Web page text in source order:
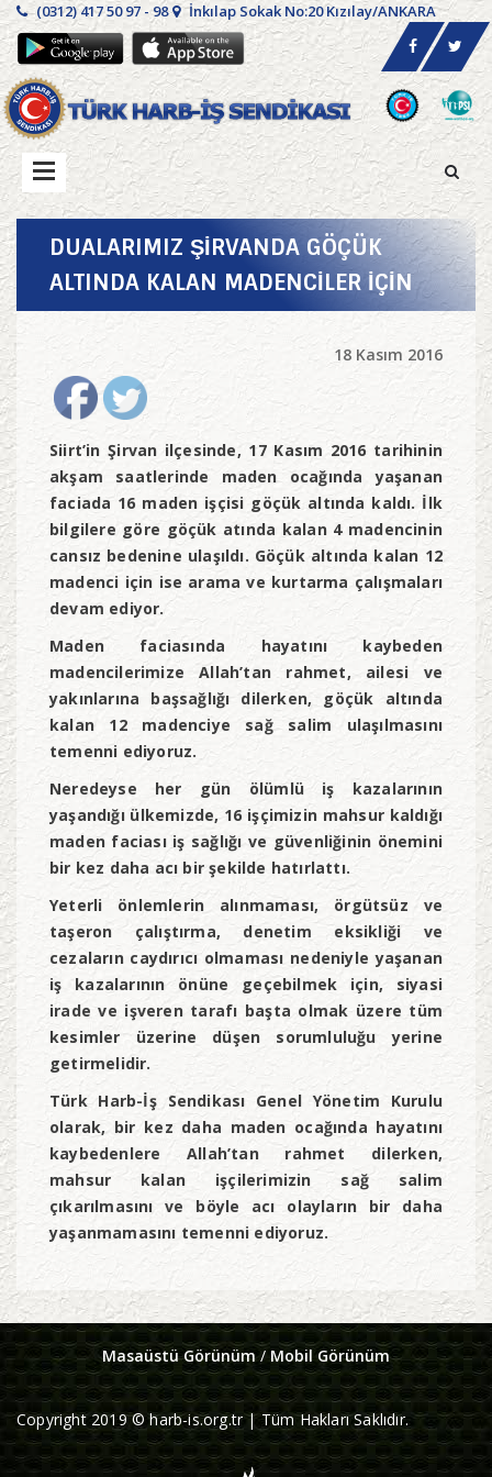
(0312) 417 50 97 - 98 İnkılap Sokak No:20 Kızılay/ANKARA
DUALARIMIZ ŞİRVANDA GÖÇÜK
ALTINDA KALAN MADENCİLER İÇİN
18 Kasım 2016
Siirt’in Şirvan ilçesinde, 17 Kasım 2016 tarihinin
akşam saatlerinde maden ocağında yaşanan
faciada 16 maden işçisi göçük altında kaldı. İlk
bilgilere göre göçük atında kalan 4 madencinin
cansız bedenine ulaşıldı. Göçük altında kalan 12
madenci için ise arama ve kurtarma çalışmaları
devam ediyor.
Maden faciasında hayatını kaybeden
madencilerimize Allah’tan rahmet, ailesi ve
yakınlarına başsağlığı dilerken, göçük altında
kalan 12 madenciye sağ salim ulaşılmasını
temenni ediyoruz.
Neredeyse her gün ölümlü iş kazalarının
yaşandığı ülkemizde, 16 işçimizin mahsur kaldığı
maden faciası iş sağlığı ve güvenliğinin önemini
bir kez daha acı bir şekilde hatırlattı.
Yeterli önlemlerin alınmaması, örgütsüz ve
taşeron çalıştırma, denetim eksikliği ve
cezaların caydırıcı olmaması nedeniyle yaşanan
iş kazalarının önüne geçebilmek için, siyasi
irade ve işveren tarafı başta olmak üzere tüm
kesimler üzerine düşen sorumluluğu yerine
getirmelidir.
Türk Harb-İş Sendikası Genel Yönetim Kurulu
olarak, bir kez daha maden ocağında hayatını
kaybedenlere Allah’tan rahmet dilerken,
mahsur kalan işçilerimizin sağ salim
çıkarılmasını ve böyle acı olayların bir daha
yaşanmamasını temenni ediyoruz.
Masaüstü Görünüm/ Mobil Görünüm
Copyright 2019 © harb-is.org.tr | Tüm Hakları Saklıdır.